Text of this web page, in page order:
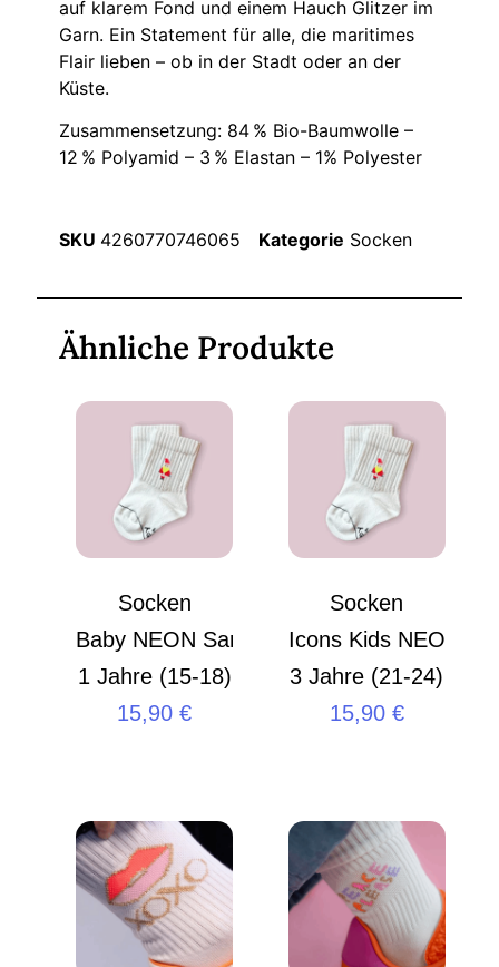
auf klarem Fond und einem Hauch Glitzer im
Garn. Ein Statement für alle, die maritimes
Flair lieben – ob in der Stadt oder an der
Küste.
Zusammensetzung: 84 % Bio-Baumwolle –
12 % Polyamid – 3 % Elastan – 1% Polyester
SKU 4260770746065 Kategorie Socken
Ähnliche Produkte
Socken
Baby NEON Santa 0-
1 Jahre (15-18)
15,90€
Socken
Icons Kids NEON
3 Jahre (21-24)
15,90 €